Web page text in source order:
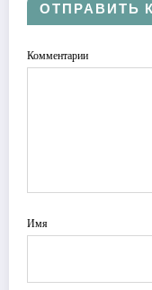
ОТПРАВИТЬ
Комментарии
Имя